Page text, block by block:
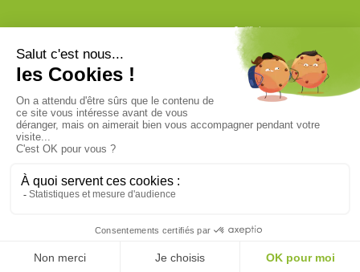
MON PARC ACTUS